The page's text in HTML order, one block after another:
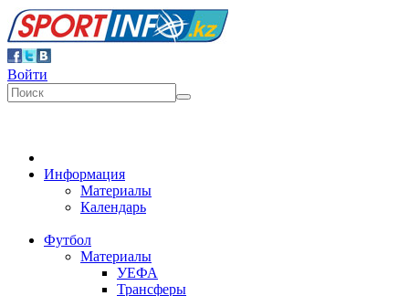
Войти
Информация
Материалы
Календарь
Футбол
Материалы
УЕФА
Трансферы